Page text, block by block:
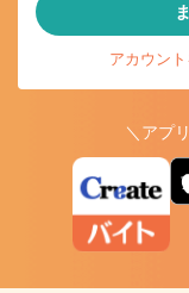
アカウン
＼アプ